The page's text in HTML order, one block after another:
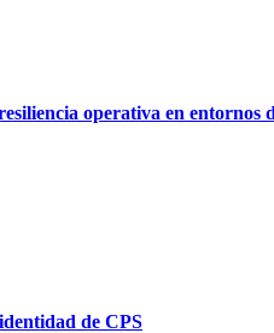
operativa en entornos
de CPS